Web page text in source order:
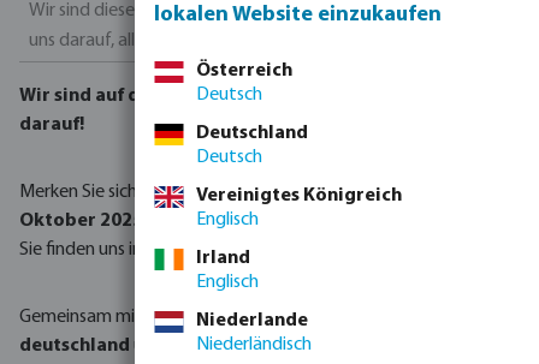
Wir sind dieses Jahr auf der Aquanale vertreten und freuen
uns darauf, alle unsere Poolkunden persönlich zu treffen.
Wir sind auf der Aquanale in Köln – und freuen uns riesig
darauf!
Merken Sie sich schon jetzt den Termin vom28. bis 31.
Oktober 2025
Sie finden uns in
Halle 7.1, Stand E061–D060
Gemeinsam mit dem besten Pool-Team von
deutschland und bevo nordicpräsentieren wir Ihnen
lokalen Website einzukaufen
Österreich
Deutsch
Deutschland
Deutsch
Vereinigtes Königreich
Englisch
Irland
Englisch
Niederlande
Niederländisch